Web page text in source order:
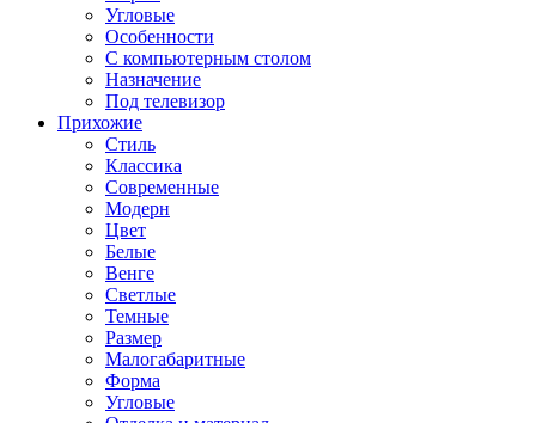
Угловые
Особенности
С компьютерным столом
Назначение
Под телевизор
Прихожие
Стиль
Классика
Современные
Модерн
Цвет
Белые
Венге
Светлые
Темные
Размер
Малогабаритные
Форма
Угловые